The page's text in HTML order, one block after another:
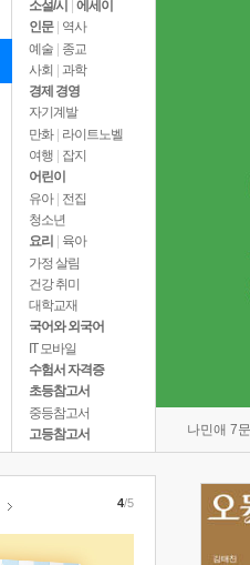
소설/시
에세이
인문
역사
예술 | 종교
사회 | 과학
경제 경영
자기계발
만화 | 라이트노벨
여행
잡지
어린이
유아 | 전집
청소년
요리
육아
가정 살림
건강 취미
대학교재
국어와 외국어
IT 모바일
수험서 자격증
초등참고서
중등참고서
고등참고서
나민애 7
4/5